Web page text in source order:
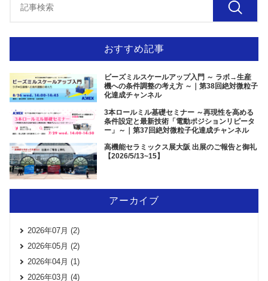
おすすめ記事
ビーズミルスケールアップ入門 ～ ラボ→生産
機への条件調整の考え方 ～｜第38回絶対微粒子
化達成チャンネル
3本ロールミル基礎セミナー ～再現性を高める
条件設定と最新技術「電動ポジションリピータ
ー」～｜第37回絶対微粒子化達成チャンネル
高機能セラミックス展大阪 出展のご報告と御礼
【2026/5/13~15】
アーカイブ
2026年07月 (2)
2026年05月 (2)
2026年04月 (1)
2026年03月 (4)